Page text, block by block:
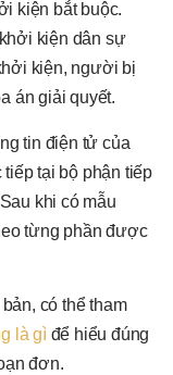
kiện bắt buộc.
kiện dân sự
kiện, người bị
án giải quyết.
tin điện tử của
tại bộ phận tiếp
khi có mẫu
từng phần được
có thể tham
là gìđể hiểu đúng
đơn.